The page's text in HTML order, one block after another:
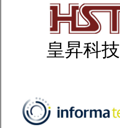
皇昇科技